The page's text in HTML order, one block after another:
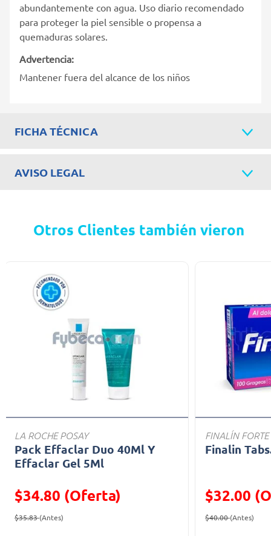
abundantemente con agua. Uso diario recomendado
para proteger la piel sensible o propensa a
quemaduras solares.
Advertencia:
Mantener fuera del alcance de los niños
FICHA TÉCNICA
AVISO LEGAL
Otros Clientes también vieron
LA ROCHE POSAY
Pack Effaclar Duo 40Ml Y
Effaclar Gel 5Ml
$34.80 (Oferta)
Precio reducido de
$35.83(Antes)
FINALÍN FORTE
Finalin
$32.00
Precio
$40.00(Antes)